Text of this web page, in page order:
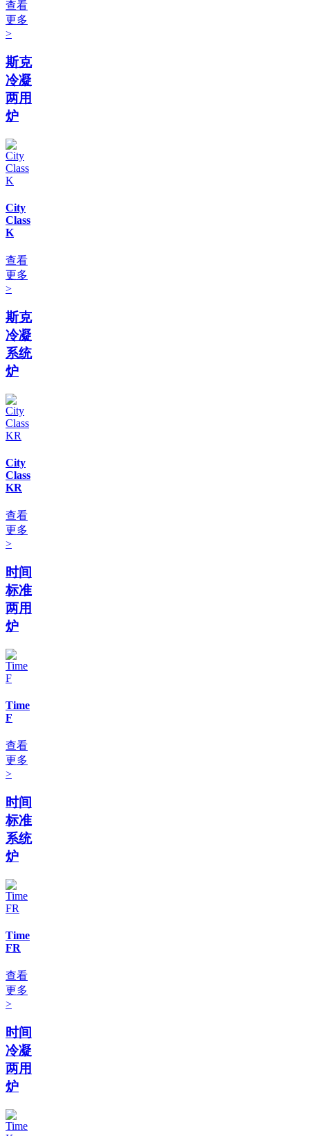
查看
更多
>
斯克
冷凝
两用
炉
City
Class
K
查看
更多
>
斯克
冷凝
系统
炉
City
Class
KR
查看
更多
>
时间
标准
两用
炉
Time
F
查看
更多
>
时间
标准
系统
炉
Time
FR
查看
更多
>
时间
冷凝
两用
炉